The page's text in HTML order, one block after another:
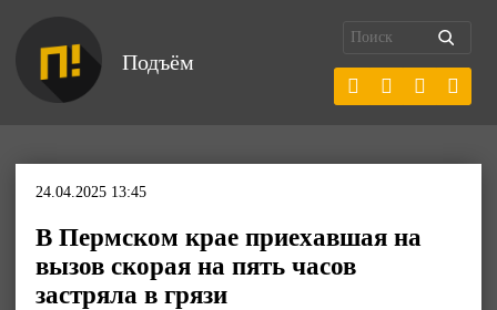
Подъём
24.04.2025 13:45
В Пермском крае приехавшая на
вызов скорая на пять часов
застряла в грязи